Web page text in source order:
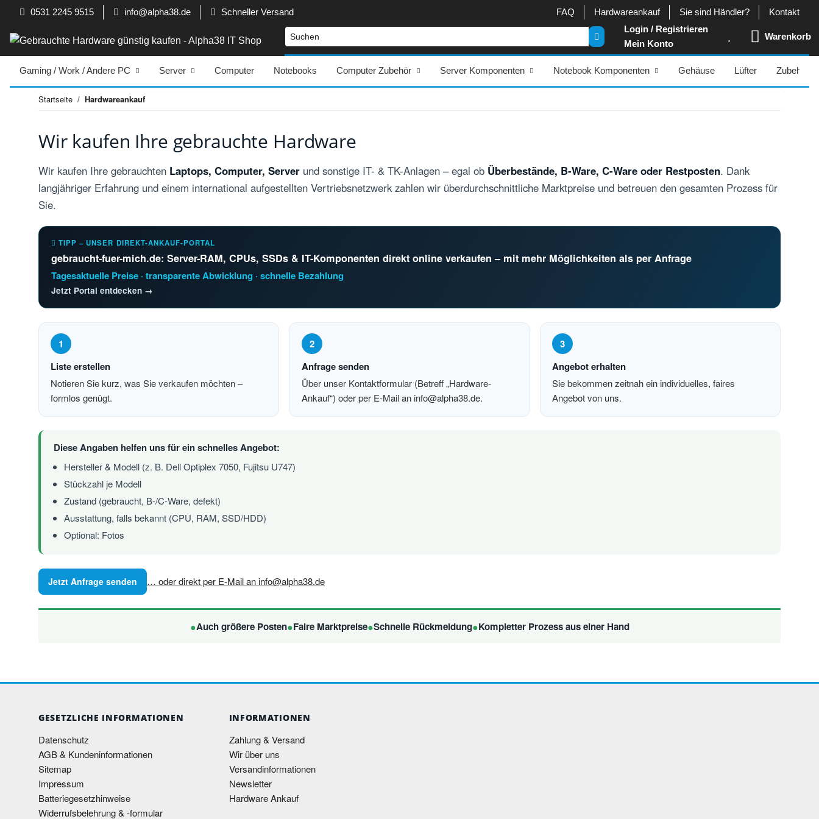
FAQ Hardwareankauf Sie sind Händler? Kontakt
0531 2245 9515 info@alpha38.de
Schneller Versand
Login / Registrieren
Mein Konto
Warenkorb
Gaming / Work / Andere PC Server Computer Notebooks Computer Zubehör Server Komponenten Notebook Komponenten Gehäuse Lüfter Zubehör
Startseite Hardwareankauf
Wir kaufen Ihre gebrauchte Hardware
Wir kaufen Ihre gebrauchten Laptops, Computer, Server und sonstige IT- & TK-Anlagen – egal ob Überbestände, B-Ware, C-Ware oder Restposten. Dank
langjähriger Erfahrung und einem international aufgestellten Vertriebsnetzwerk zahlen wir überdurchschnittliche Marktpreise und betreuen den gesamten Prozess für
Sie.
TIPP – UNSER DIREKT-ANKAUF-PORTAL
gebraucht-fuer-mich.de: Server-RAM, CPUs, SSDs & IT-Komponenten direkt online verkaufen – mit mehr Möglichkeiten als per Anfrage
Tagesaktuelle Preise · transparente Abwicklung · schnelle Bezahlung
Jetzt Portal entdecken
1
Liste erstellen
Notieren Sie kurz, was Sie verkaufen möchten –
formlos genügt.
2
Anfrage senden
Über unser Kontaktformular (Betreff „Hardware-
Ankauf“) oder per E-Mail an info@alpha38.de.
3
Angebot erhalten
Sie bekommen zeitnah ein individuelles, faires
Angebot von uns.
Diese Angaben helfen uns für ein schnelles Angebot:
Hersteller & Modell (z. B. Dell Optiplex 7050, Fujitsu U747)
Stückzahl je Modell
Zustand (gebraucht, B-/C-Ware, defekt)
Ausstattung, falls bekannt (CPU, RAM, SSD/HDD)
Optional: Fotos
Jetzt Anfrage senden … oder direkt per E-Mail an info@alpha38.de
Auch größere Posten Faire Marktpreise Schnelle Rückmeldung Kompletter Prozess aus einer Hand
GESETZLICHE INFORMATIONEN
Datenschutz
AGB & Kundeninformationen
Sitemap
Impressum
Batteriegesetzhinweise
Widerrufsbelehrung & -formular
INFORMATIONEN
Zahlung & Versand
Wir über uns
Versandinformationen
Newsletter
Hardware Ankauf